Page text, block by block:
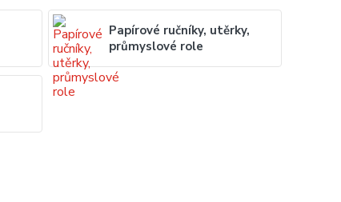
Papírové ručníky, utěrky,
průmyslové role